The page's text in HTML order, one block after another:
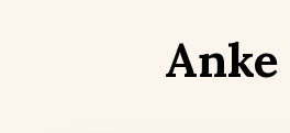
Anke